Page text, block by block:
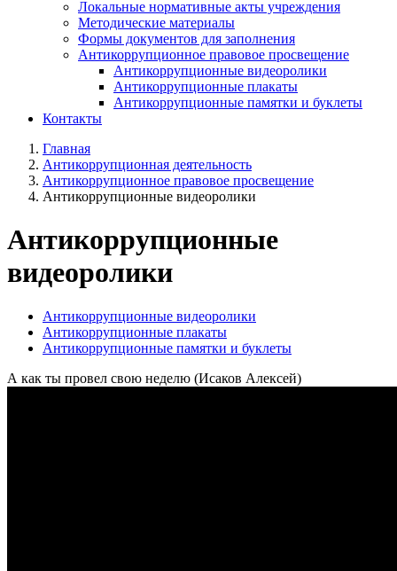
Локальные нормативные акты учреждения
Методические материалы
Формы документов для заполнения
Антикоррупционное правовое просвещение
Антикоррупционные видеоролики
Антикоррупционные плакаты
Антикоррупционные памятки и буклеты
Контакты
Главная
Антикоррупционная деятельность
Антикоррупционное правовое просвещение
Антикоррупционные видеоролики
Антикоррупционные
видеоролики
Антикоррупционные видеоролики
Антикоррупционные плакаты
Антикоррупционные памятки и буклеты
А как ты провел свою неделю (Исаков Алексей)